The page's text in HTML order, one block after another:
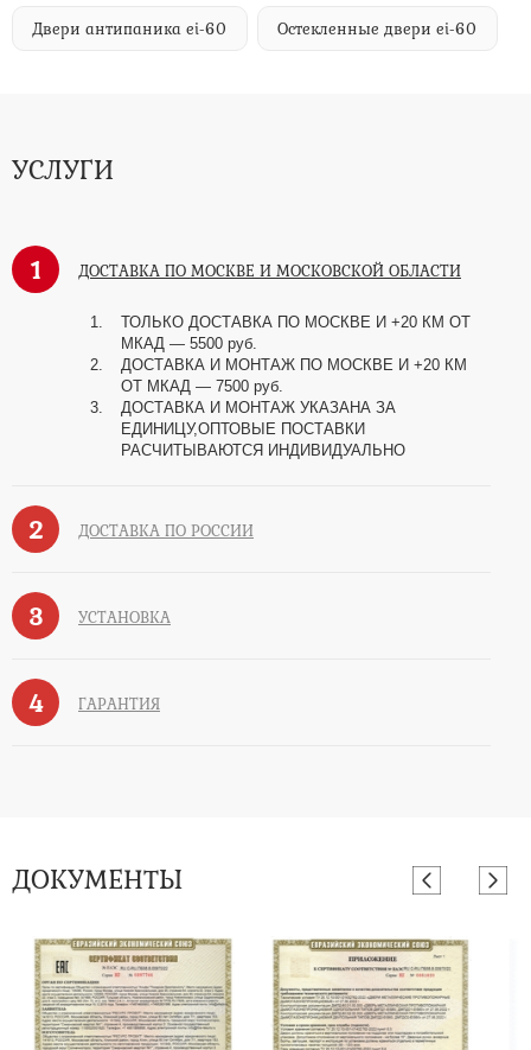
Двери антипаника ei-60 Остекленные двери ei-60
УСЛУГИ
1 ДОСТАВКА ПО МОСКВЕ И МОСКОВСКОЙ ОБЛАСТИ
ТОЛЬКО ДОСТАВКА ПО МОСКВЕ И +20 КМ ОТ
МКАД — 5500 руб.
ДОСТАВКА И МОНТАЖ ПО МОСКВЕ И +20 КМ
ОТ МКАД — 7500 руб.
ДОСТАВКА И МОНТАЖ УКАЗАНА ЗА
ЕДИНИЦУ,ОПТОВЫЕ ПОСТАВКИ
РАСЧИТЫВАЮТСЯ ИНДИВИДУАЛЬНО
2 ДОСТАВКА ПО РОССИИ
3 УСТАНОВКА
4 ГАРАНТИЯ
ДОКУМЕНТЫ